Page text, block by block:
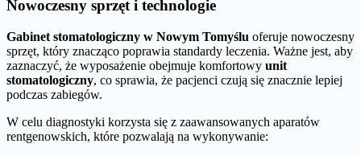
Nowoczesny sprzęt i technologie
Gabinet stomatologiczny w Nowym Tomyślu oferuje nowoczesny
sprzęt, który znacząco poprawia standardy leczenia. Ważne jest, aby
zaznaczyć, że wyposażenie obejmuje komfortowy unit
stomatologiczny, co sprawia, że pacjenci czują się znacznie lepiej
podczas zabiegów.
W celu diagnostyki korzysta się z zaawansowanych aparatów
rentgenowskich, które pozwalają na wykonywanie: